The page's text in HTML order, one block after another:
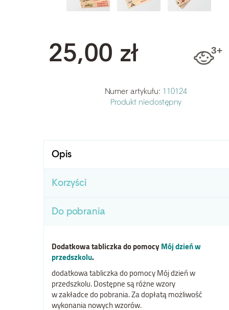
25,00 zł
Numer artykułu: 110124
Produkt niedostępny
Opis
Korzyści
Do pobrania
Dodatkowa tabliczka do pomocyMój dzień w
przedszkolu.
dodatkowa tabliczka do pomocy Mój dzień w
przedszkolu. Dostępne są różne wzory
w zakładce do pobrania. Za dopłatą możliwość
wykonania nowych wzorów.